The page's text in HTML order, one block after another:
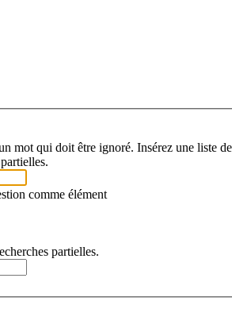
mot qui doit être ignoré. Insérez une liste
comme élément
partielles.